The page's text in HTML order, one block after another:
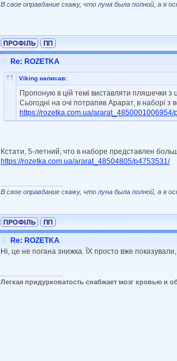
В свое оправдание скажу, что луна была полной, а я
Re: ROZETKA
Viking написав:
Пропоную в цій темі виставляти пляшечки з
Сьогодні на очі потрапив Арарат, в наборі з
https://rozetka.com.ua/
Кстати, 5-летний, что в наборе представлен
https://rozetka.com.ua/ararat_48504805/p4753531/
В свое оправдание скажу, что луна была полной, а я
Re: ROZETKA
Ні, це не погана знижка. ЇХ просто вже
Легкая придурковатость снабжает мозг кровью и